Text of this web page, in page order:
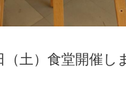
土）食堂開催し